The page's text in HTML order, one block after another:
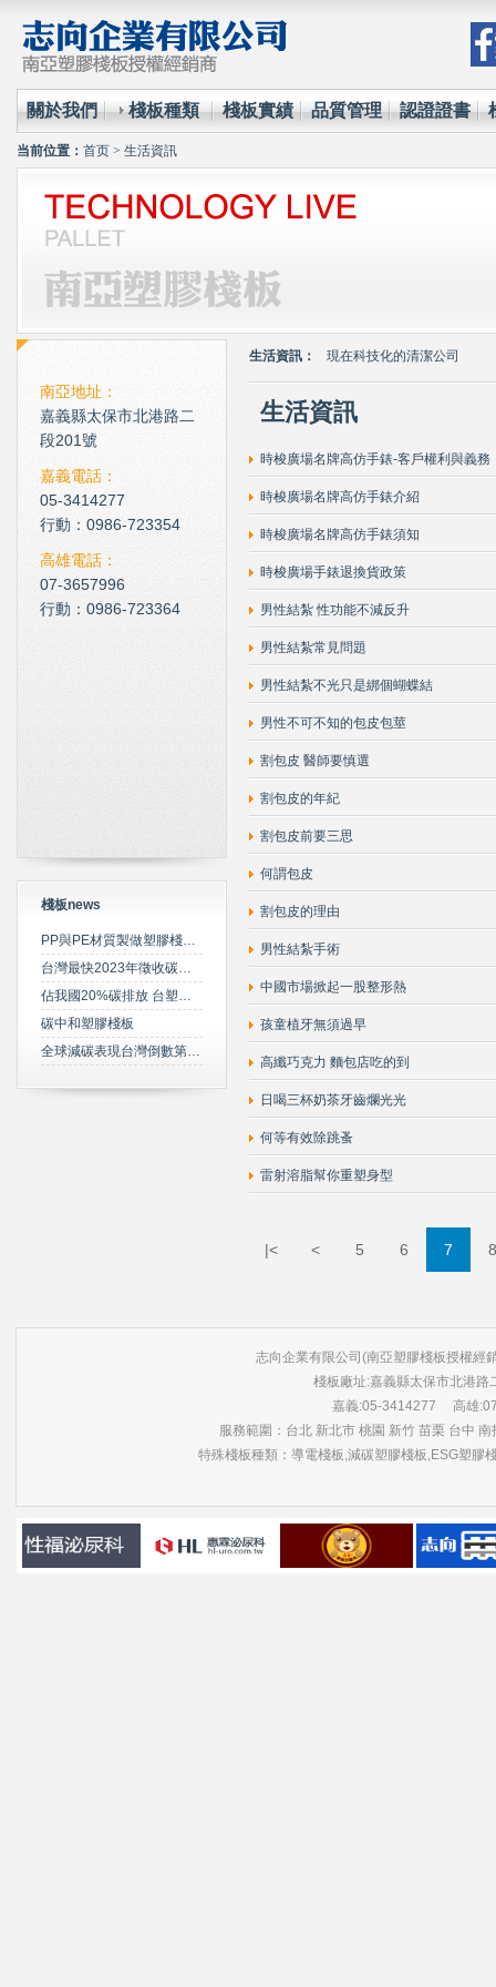
關於我們 棧板種類 棧板實績 品質管理 認證證書
当前位置： 首页 > 生活資訊
南亞地址：
嘉義縣太保市北港路二
段201號
嘉義電話：
05-3414277
行動：0986-723354
高雄電話：
07-3657996
行動：0986-723364
棧板news
PP與PE材質製做塑膠棧板之特性比較
台灣最快2023年徵收碳費 擬定期調升費率
佔我國20%碳排放 台塑規劃2050年達成淨零碳排
碳中和塑膠棧板
全球減碳表現台灣倒數第三 綠委年底提「氣候變遷法」草案雪恥
生活資訊： 現在科技化的清潔公司
心肌梗塞拍打手肘傳言是假
環保材質的使用已經成為全
台塑王永慶的傳奇一生與典
雲南臘肉的醃製介紹
心肌梗塞拍打手肘傳言是假
生活資訊
時梭廣場名牌高仿手錶-客戶權利與義務
時梭廣場名牌高仿手錶介紹
時梭廣場名牌高仿手錶須知
時梭廣場手錶退換貨政策
男性結紮 性功能不減反升
男性結紮常見問題
男性結紮不光只是綁個蝴蝶結
男性不可不知的包皮包莖
割包皮 醫師要慎選
割包皮的年紀
割包皮前要三思
何謂包皮
割包皮的理由
男性結紮手術
中國市場掀起一股整形熱
孩童植牙無須過早
高纖巧克力 麵包店吃的到
日喝三杯奶茶牙齒爛光光
何等有效除跳蚤
雷射溶脂幫你重塑身型
|< < 5 6 7 8
志向企業有限公司(南亞塑膠棧板授權經
棧板廠址:嘉義縣太保市北港
嘉義:05-3414277 高雄
服務範圍：台北 新北市 桃園 新竹 苗栗 台中
特殊棧板種類：導電棧板,減碳塑膠棧板,ESG塑膠